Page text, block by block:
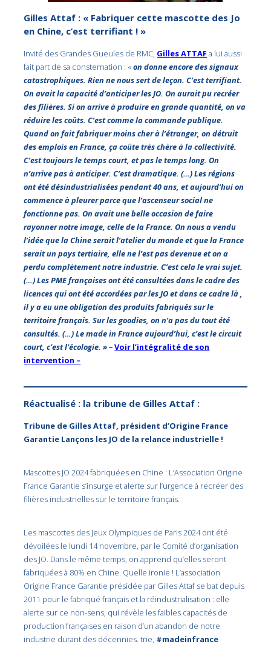
Gilles Attaf : « Fabriquer cette mascotte des Jo
en Chine, c’est terrifiant ! »
Invité des Grandes Gueules de RMC, Gilles ATTAF a lui aussi
fait part de sa consternation : «on donne encore des signaux
catastrophiques. Rien ne nous sert de leçon. C’est terrifiant.
On avait la capacité d’anticiper les JO. On aurait pu recréer
des filières. Si on arrive à produire en grande quantité, on va
réduire les coûts. C’est comme la commande publique.
Quand on fait fabriquer moins cher à l’étranger, on détruit
des emplois en France, ça coûte très chère à la collectivité.
C’est toujours le temps court, et pas le temps long. On
n’arrive pas à anticiper. C’est dramatique. (…) Les régions
ont été désindustrialisées pendant 40 ans, et aujourd’hui on
commence à pleurer parce que l’ascenseur social ne
fonctionne pas. On avait une belle occasion de faire
rayonner notre image, celle de la France. On nous a vendu
l’idée que la Chine serait l’atelier du monde et que la France
serait un pays tertiaire, elle ne l’est pas devenue et on a
perdu complètement notre industrie. C’est cela le vrai sujet.
(…) Les PME françaises ont été consultées dans le cadre des
licences qui ont été accordées par les JO et dans ce cadre là ,
il y a eu une obligation des produits fabriqués sur le
territoire français. Sur les goodies, on n’a pas du tout été
consultés. (…) Le made in France aujourd’hui, c’est le circuit
court, c’est l’écologie. » –Voir l’intégralité de son
intervention –
Réactualisé : la tribune de Gilles Attaf :
Tribune de Gilles Attaf, président d’Origine France
Garantie Lançons les JO de la relance industrielle !
Mascottes JO 2024 fabriquées en Chine : L’Association Origine
France Garantie s’insurge et alerte sur l’urgence à recréer des
filières industrielles sur le territoire français.
Les mascottes des Jeux Olympiques de Paris 2024 ont été
dévoilées le lundi 14 novembre, par le Comité d’organisation
des JO. Dans le même temps, on apprend qu’elles seront
fabriquées à 80% en Chine. Quelle ironie ! L’association
Origine France Garantie présidée par Gilles Attaf se bat depuis
2011 pour le fabriqué français et la réindustrialisation : elle
alerte sur ce non-sens, qui révèle les faibles capacités de
production françaises en raison d’un abandon de notre
industrie durant des décennies. trie, #madeinfrance